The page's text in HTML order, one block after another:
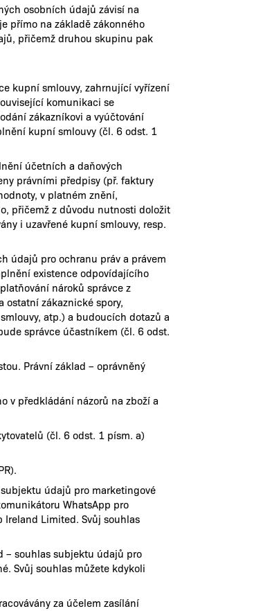
osobních údajů závisí na
přímo na základě zákonného
přičemž druhou skupinu pak
kupní smlouvy, zahrnující vyřízení
komunikaci se
zákazníkovi a vyúčtování
kupní smlouvy (čl. 6 odst. 1
účetních a daňových
právními předpisy (př. faktury
v platném znění,
přičemž z důvodu nutnosti doložit
i uzavřené kupní smlouvy, resp.
údajů pro ochranu práv a právem
existence odpovídajícího
nároků správce z
ostatní zákaznické spory,
atp.) a budoucích dotazů a
správce účastníkem (čl. 6 odst.
Právní základ – oprávněný
v předkládání názorů na zboží a
(čl. 6 odst. 1 písm. a)
údajů pro marketingové
WhatsApp pro
Ireland Limited. Svůj souhlas
– souhlas subjektu údajů pro
Svůj souhlas můžete kdykoli
za účelem zasílání